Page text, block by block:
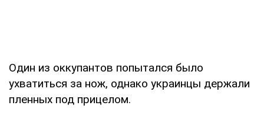
Один из оккупантов попытался было
ухватиться за нож, однако украинцы держали
пленных под прицелом.